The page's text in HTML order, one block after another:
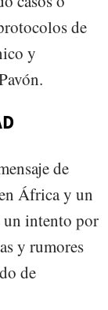
de
y
de
África y un
un intento por
y rumores
de